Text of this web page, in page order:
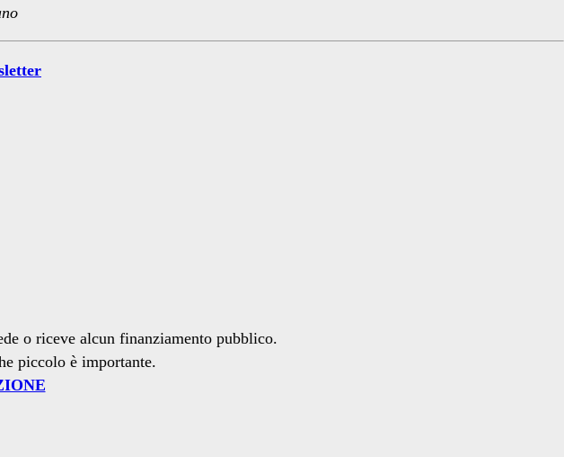
o riceve alcun finanziamento pubblico.
piccolo è importante.